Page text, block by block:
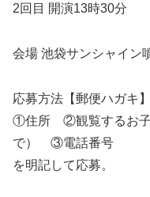
2回目 開演13時30分
会場 池袋サンシャイン
応募方法【郵便ハガキ】
①住所 ②観覧するお子
で） ③電話番号
を明記して応募。